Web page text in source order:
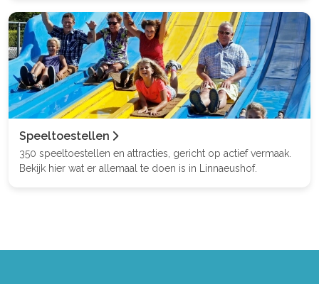
Speeltoestellen
350 speeltoestellen en attracties, gericht op actief vermaak.
Bekijk hier wat er allemaal te doen is in Linnaeushof.